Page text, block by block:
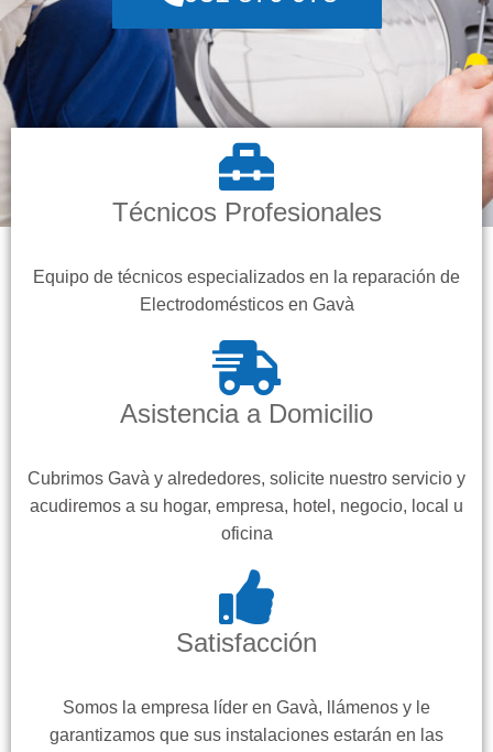
Técnicos Profesionales
Equipo de técnicos especializados en la reparación de
Electrodomésticos en Gavà
Asistencia a Domicilio
Cubrimos Gavà y alrededores, solicite nuestro servicio y
acudiremos a su hogar, empresa, hotel, negocio, local u
oficina
Satisfacción
Somos la empresa líder en Gavà, llámenos y le
garantizamos que sus instalaciones estarán en las